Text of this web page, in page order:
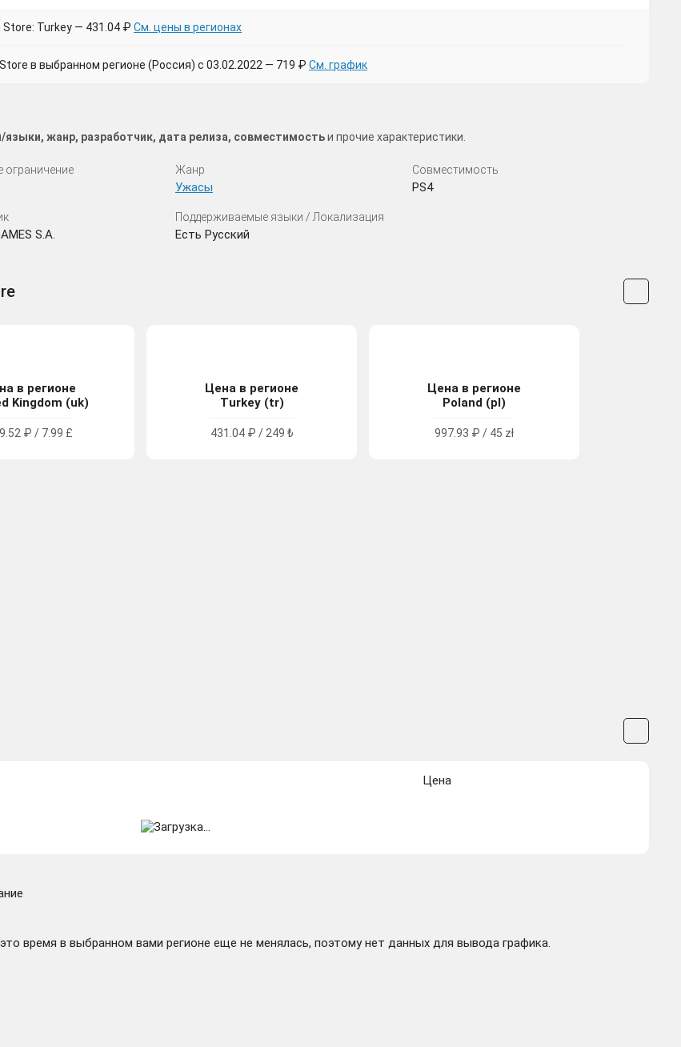
Turkey — 431.04 ₽ См. цены в регионах
в выбранном регионе (Россия) с 03.02.2022 — 719 ₽ См. график
жанр, разработчик, дата релиза, совместимостьи прочие характеристики.
ограничение Жанр
Ужасы
Совместимость
PS4
S.A.
Поддерживаемые языки / Локализация
Есть Русский
в регионе
Kingdom (uk)
₽ / 7.99 £
Цена в регионе
Turkey (tr)
431.04 ₽ / 249 ₺
Цена в регионе
Poland (pl)
997.93 ₽ / 45 zł
Цена
время в выбранном вами регионе еще не менялась, поэтому нет данных для вывода графика.